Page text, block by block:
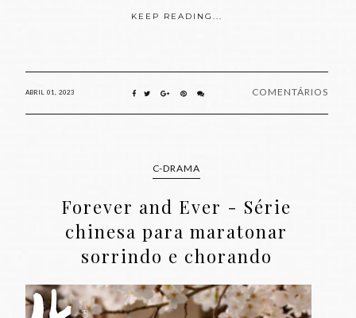
KEEP READING...
ABRIL 01, 2023 COMENTÁRIOS
C-DRAMA
Forever and Ever - Série
chinesa para maratonar
sorrindo e chorando